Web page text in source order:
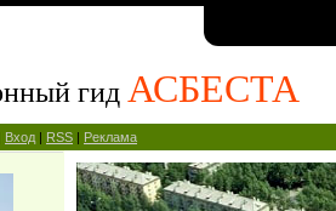
гид АСБЕСТА
Вход | RSS | Реклама